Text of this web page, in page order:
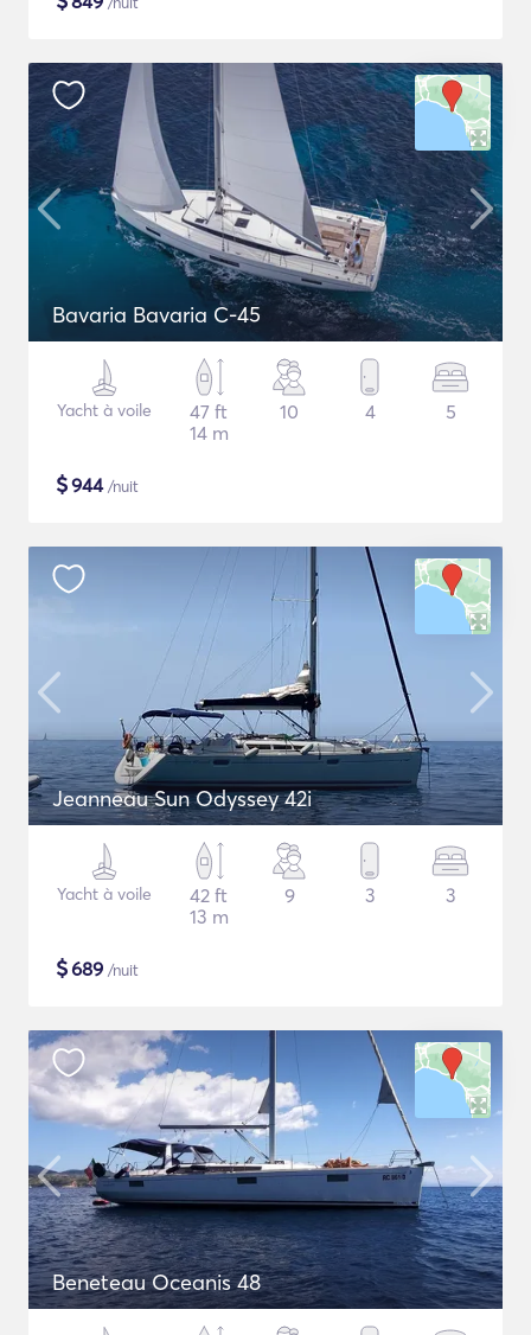
Bavaria Bavaria C-45
Yacht à voile
47 ft
14 m
10 4 5
$944/nuit
Jeanneau Sun Odyssey 42i
Yacht à voile
42 ft
13 m
9 3 3
$689 /nuit
Beneteau Oceanis 48